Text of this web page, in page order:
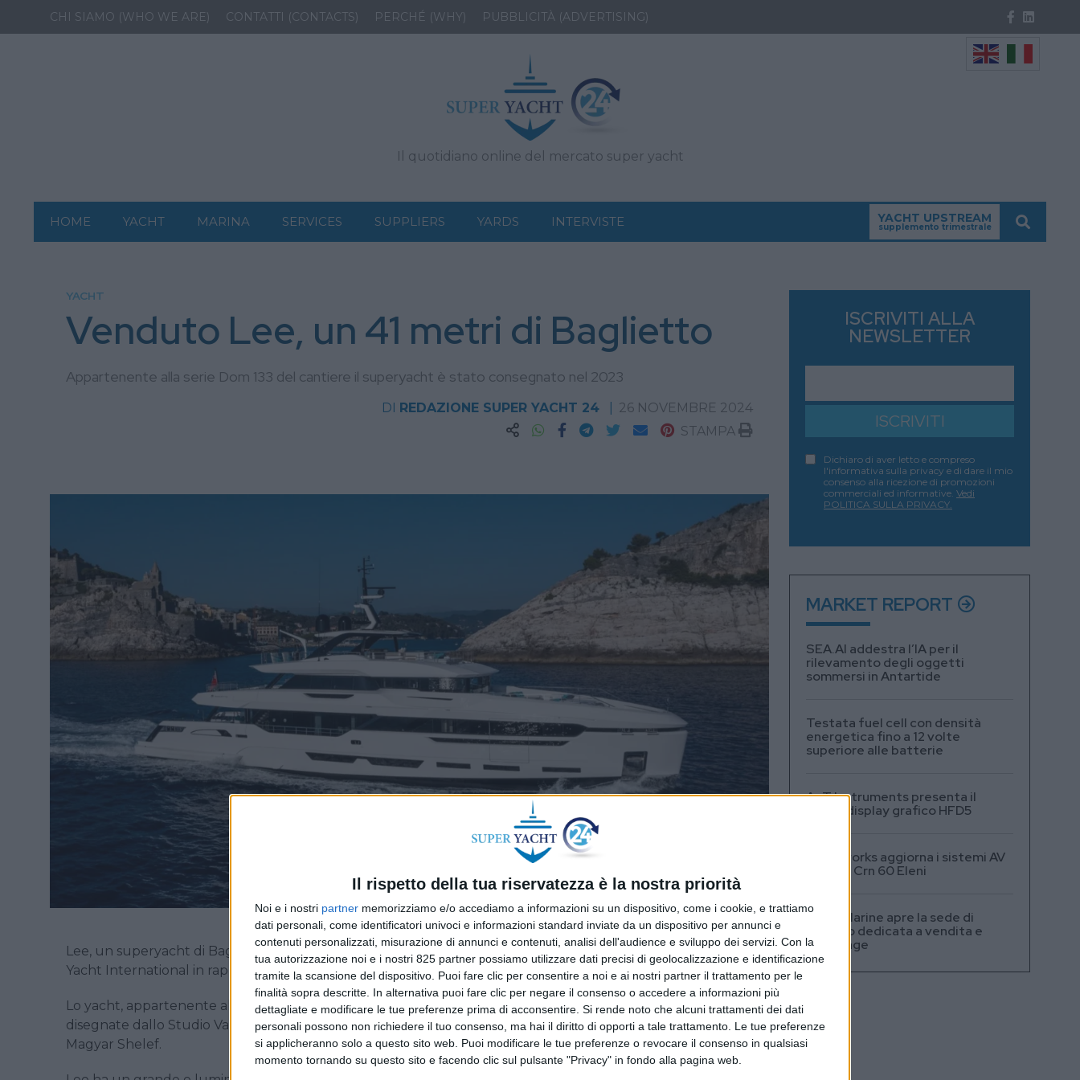
Il rispetto della tua riservatezza è la nostra priorità
Noi e i nostri partner memorizziamo e/o accediamo a informazioni su un dispositivo, come i cookie, e trattiamo
dati personali, come identificatori univoci e informazioni standard inviate da un dispositivo per annunci e
contenuti personalizzati, misurazione di annunci e contenuti, analisi dell'audience e sviluppo dei servizi. Con la
tua autorizzazione noi e i nostri 825 partner possiamo utilizzare dati precisi di geolocalizzazione e identificazione
tramite la scansione del dispositivo. Puoi fare clic per consentire a noi e ai nostri partner il trattamento per le
finalità sopra descritte. In alternativa puoi fare clic per negare il consenso o accedere a informazioni più
dettagliate e modificare le tue preferenze prima di acconsentire. Si rende noto che alcuni trattamenti dei dati
personali possono non richiedere il tuo consenso, ma hai il diritto di opporti a tale trattamento. Le tue preferenze
si applicheranno solo a questo sito web. Puoi modificare le tue preferenze o revocare il consenso in qualsiasi
momento tornando su questo sito e facendo clic sul pulsante "Privacy" in fondo alla pagina web.
CHI SIAMO (WHO WE ARE) CONTATTI (CONTACTS) PERCHÉ (WHY) PUBBLICITÀ (ADVERTISING)
Il quotidiano online del mercato super yacht
HOME YACHT MARINA SERVICES SUPPLIERS YARDS INTERVISTE YACHT UPSTREAM
supplemento trimestrale
YACHT
Venduto Lee, un 41 metri di Baglietto
Appartenente alla serie Dom 133 del cantiere il superyacht è stato consegnato nel 2023
DI REDAZIONE SUPER YACHT 24
26 NOVEMBRE 2024
STAMPA
Lee, un superyacht di Baglietto di 40,9 metri e largo 8,7 metri è stato venduto in un accordo dalla Royal
Yacht International in rappresentanza del venditore.
Lo yacht, appartenente alla serie Dom 133 è stato consegnato nel 2023. Le sue linee esterne sono state
disegnate dallo Studio Vafiadis, che ne ha curato anche gli interni in collaborazione con Tehila Bracha
Magyar Shelef.
ISCRIVITI ALLA
NEWSLETTER
ISCRIVITI
Dichiaro di aver letto e compreso
l'informativa sulla privacy e di dare il mio
consenso alla ricezione di promozioni
commerciali ed informative. Vedi
POLITICA SULLA PRIVACY.
MARKET REPORT
SEA.AI addestra l’IA per il
rilevamento degli oggetti
sommersi in Antartide
Testata fuel cell con densità
energetica fino a 12 volte
superiore alle batterie
A+T Instruments presenta il
nuovo display grafico HFD5
Videoworks aggiorna i sistemi AV
e IT del Crn 60 Eleni
Navis Marine apre la sede di
Monaco dedicata a vendita e
brokerage